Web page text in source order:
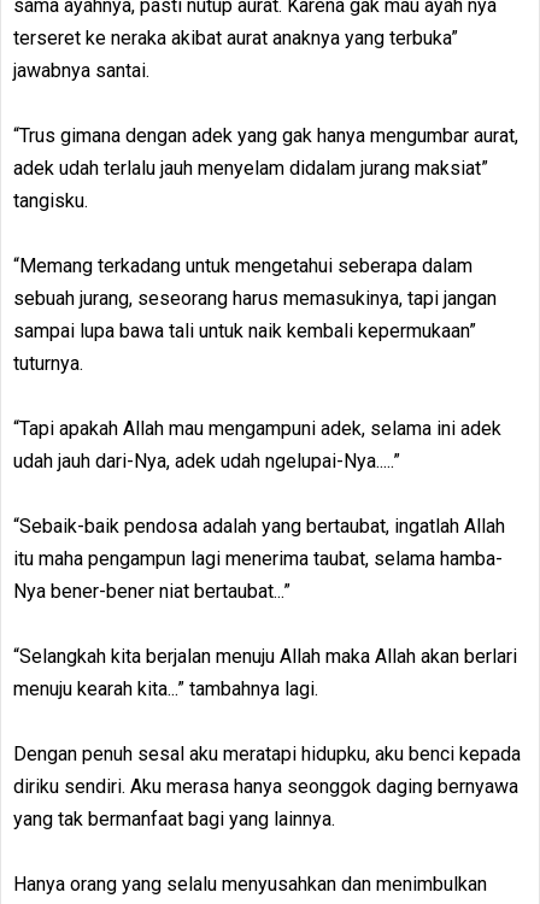
sama ayahnya, pasti nutup aurat. Karena gak mau ayah nya
terseret ke neraka akibat aurat anaknya yang terbuka”
jawabnya santai.
“Trus gimana dengan adek yang gak hanya mengumbar aurat,
adek udah terlalu jauh menyelam didalam jurang maksiat”
tangisku.
“Memang terkadang untuk mengetahui seberapa dalam
sebuah jurang, seseorang harus memasukinya, tapi jangan
sampai lupa bawa tali untuk naik kembali kepermukaan”
tuturnya.
“Tapi apakah Allah mau mengampuni adek, selama ini adek
udah jauh dari-Nya, adek udah ngelupai-Nya.....”
“Sebaik-baik pendosa adalah yang bertaubat, ingatlah Allah
itu maha pengampun lagi menerima taubat, selama hamba-
Nya bener-bener niat bertaubat...”
“Selangkah kita berjalan menuju Allah maka Allah akan berlari
menuju kearah kita...” tambahnya lagi.
Dengan penuh sesal aku meratapi hidupku, aku benci kepada
diriku sendiri. Aku merasa hanya seonggok daging bernyawa
yang tak bermanfaat bagi yang lainnya.
Hanya orang yang selalu menyusahkan dan menimbulkan